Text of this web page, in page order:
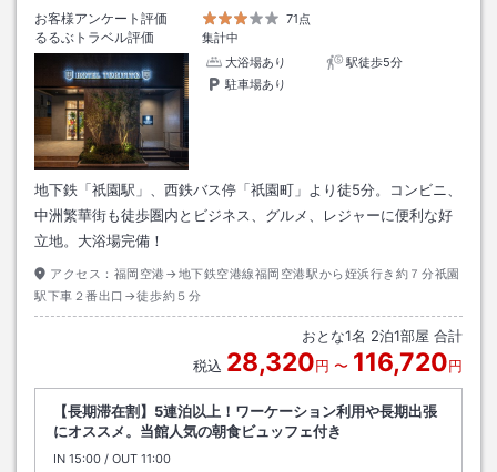
お客様アンケート評価
71点
るるぶトラベル評価
集計中
大浴場あり
駅徒歩5分
駐車場あり
地下鉄「祇園駅」、西鉄バス停「祇園町」より徒5分。コンビニ、
中洲繁華街も徒歩圏内とビジネス、グルメ、レジャーに便利な好
立地。大浴場完備！
アクセス： 福岡空港→地下鉄空港線福岡空港駅から姪浜行き約７分祇園
駅下車２番出口→徒歩約５分
おとな1名 2泊1部屋 合計
税込 28,320円 〜 116,720円
【長期滞在割】5連泊以上！ワーケーション利用や長期出張
にオススメ。当館人気の朝食ビュッフェ付き
IN チェックイン
15:00 / OUT チェックアウト
11:00